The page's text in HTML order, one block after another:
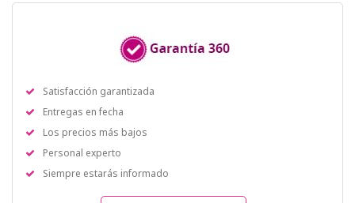
Satisfacción garantizada
Entregas en fecha
Los precios más bajos
Personal experto
Siempre estarás informado